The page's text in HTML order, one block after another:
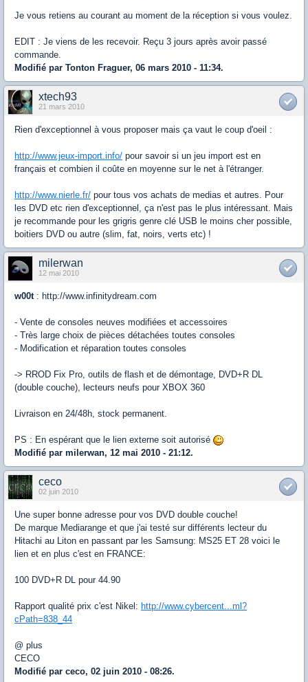
Je vous retiens au courant au moment de la réception si vous voulez.
EDIT : Je viens de les recevoir. Reçu 3 jours après avoir passé
commande.
Modifié par Tonton Fraguer, 06 mars 2010 - 11:34.
xtech93
21 mars 2010
Rien d'exceptionnel à vous proposer mais ça vaut le coup d'oeil :
http://www.jeux-import.info/ pour savoir si un jeu import est en
français et combien il coûte en moyenne sur le net à l'étranger.
http://www.nierle.fr/ pour tous vos achats de medias et autres. Pour
les DVD etc rien d'exceptionnel, ça n'est pas le plus intéressant. Mais
je recommande pour les grigris genre clé USB le moins cher possible,
boitiers DVD ou autre (slim, fat, noirs, verts etc) !
milerwan
12 mai 2010
w00t : http://www.infinitydream.com
- Vente de consoles neuves modifiées et accessoires
- Très large choix de pièces détachées toutes consoles
- Modification et réparation toutes consoles
-> RROD Fix Pro, outils de flash et de démontage, DVD+R DL
(double couche), lecteurs neufs pour XBOX 360
Livraison en 24/48h, stock permanent.
PS : En espérant que le lien externe soit autorisé
Modifié par milerwan, 12 mai 2010 - 21:12.
ceco
02 juin 2010
Une super bonne adresse pour vos DVD double couche!
De marque Mediarange et que j'ai testé sur différents lecteur du
Hitachi au Liton en passant par les Samsung: MS25 ET 28 voici le
lien et en plus c'est en FRANCE:
100 DVD+R DL pour 44.90
Rapport qualité prix c'est Nikel: http://www.cybercent...ml?
cPath=838_44
@ plus
CECO
Modifié par ceco, 02 juin 2010 - 08:26.